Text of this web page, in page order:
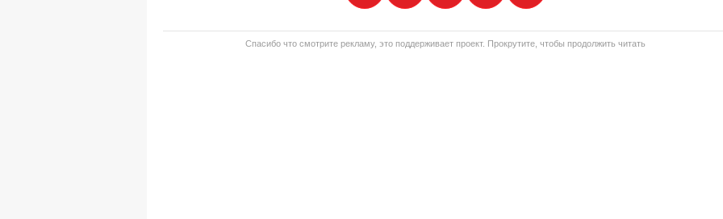
Спасибо что смотрите рекламу, это поддерживает проект. Прокрутите, чтобы продолжить читать